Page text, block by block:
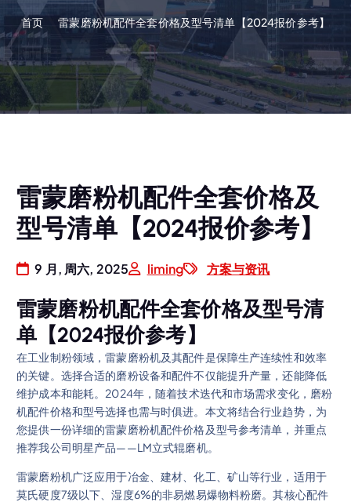
首页 雷蒙磨粉机配件全套价格及型号清单【2024报价参考】
雷蒙磨粉机配件全套价格及
型号清单【2024报价参考】
9 月, 周六, 2025 liming 方案与资讯
雷蒙磨粉机配件全套价格及型号清
单【2024报价参考】
在工业制粉领域，雷蒙磨粉机及其配件是保障生产连续性和效率
的关键。选择合适的磨粉设备和配件不仅能提升产量，还能降低
维护成本和能耗。2024年，随着技术迭代和市场需求变化，磨粉
机配件价格和型号选择也需与时俱进。本文将结合行业趋势，为
您提供一份详细的雷蒙磨粉机配件价格及型号参考清单，并重点
推荐我公司明星产品——LM立式辊磨机。
雷蒙磨粉机广泛应用于冶金、建材、化工、矿山等行业，适用于
莫氏硬度7级以下、湿度6%的非易燃易爆物料粉磨。其核心配件